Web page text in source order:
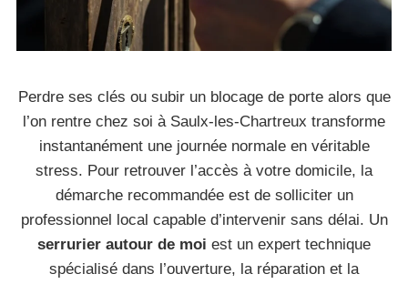
Perdre ses clés ou subir un blocage de porte alors que
l’on rentre chez soi à Saulx-les-Chartreux transforme
instantanément une journée normale en véritable
stress. Pour retrouver l’accès à votre domicile, la
démarche recommandée est de solliciter un
professionnel local capable d’intervenir sans délai. Un
serrurier autour de moi est un expert technique
spécialisé dans l’ouverture, la réparation et la